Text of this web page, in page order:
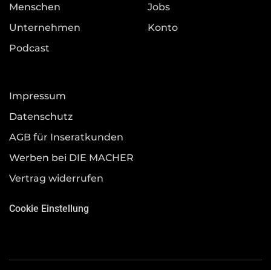
Menschen
Unternehmen
Podcast
Jobs
Konto
Impressum
Datenschutz
AGB für Inseratkunden
Werben bei DIE MACHER
Vertrag widerrufen
Cookie Einstellung